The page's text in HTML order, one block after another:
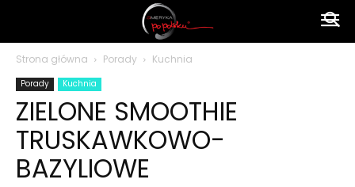
polsku
Strona główna Porady Kuchnia
Porady Kuchnia
ZIELONE SMOOTHIE
TRUSKAWKOWO-
BAZYLIOWE